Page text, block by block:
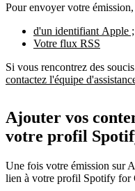
Pour envoyer votre
d'un identifiant Apple ;
Votre flux RSS
Si vous rencontrez des
contactez l'équipe
Ajouter vos
votre profil
Une fois votre émission sur
lien à votre profil Spotify for